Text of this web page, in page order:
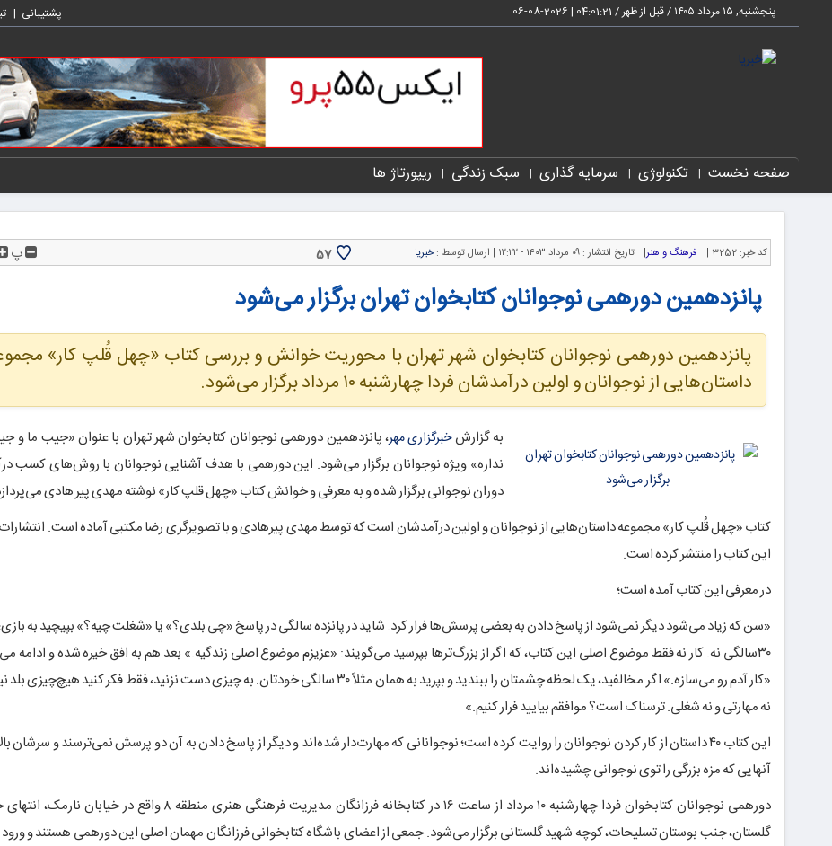
پنجشنبه, ۱۵ مرداد ۱۴۰۵ / قبل از ظهر / 04:01:21
|
2026-08-06 پشتیبانی
صفحه نخست تکنولوژی سرمایه گذاری سبک زندگی ریپورتاژ ها
کد خبر: 3252 | فرهنگ و هنر| تاریخ انتشار : ۰۹ مرداد ۱۴۰۳ - ۱۲:۲۲ | ارسال توسط :خبریا 57 پ
پانزدهمین دورهمی نوجوانان کتابخوان تهران برگزار می‌شود
پانزدهمین دورهمی نوجوانان کتابخوان شهر تهران با محوریت خوانش و بررسی کتاب «چهل قُلپ کار»
داستان‌هایی از نوجوانان و اولین درآمدشان فردا چهارشنبه ۱۰ مرداد برگزار می‌شود.
به گزارشخبرگزاری مهر، پانزدهمین دورهمی نوجوانان کتابخوان شهر تهران با عنوان «جیب ما و
نداره» ویژه نوجوانان برگزار می‌شود. این دورهمی با هدف آشنایی نوجوانان با روش‌های کسب
دوران نوجوانی برگزار شده و به معرفی و خوانش کتاب «چهل قلپ کار» نوشته مهدی پیر هادی
کتاب «چهل قُلپ کار» مجموعه داستان‌هایی از نوجوانان و اولین درآمدشان است که توسط مهدی پیرهادی و با تصویرگری رضا مکتبی آماده است. انتشارات
این کتاب را منتشر کرده است.
در معرفی این کتاب آمده است؛
«سن که زیاد می‌شود دیگر نمی‌شود از پاسخ دادن به بعضی پرسش‌ها فرار کرد. شاید در پانزده‌ سالگی در پاسخ «چی بلدی؟» یا «شغلت چیه؟» بپیچید به بازی؛
۳۰سالگی نه. کار نه فقط موضوع اصلی این کتاب، که اگر از بزرگ‌ترها بپرسید می‌گویند: «عزیزم موضوع اصلی زندگیه.» بعد هم به افق خیره شده و ادامه
«کار آدم رو می‌سازه.» اگر مخالفید، یک‌ لحظه چشمتان را ببندید و بپرید به همان مثلاً ۳۰ سالگی خودتان. به چیزی دست نزنید، فقط فکر کنید
نه مهارتی و نه شغلی. ترسناک است؟ موافقم بیایید فرار کنیم.»
این کتاب ۴۰ داستان از کار کردن نوجوانان را روایت کرده است؛ نوجوانانی که مهارت‌دار شده‌اند و دیگر از پاسخ دادن به آن دو پرسش نمی‌ترسند و سرشان
آنهایی که مزه بزرگی را توی نوجوانی چشیده‌اند.
دورهمی نوجوانان کتابخوان فردا چهارشنبه ۱۰ مرداد از ساعت ۱۶ در کتابخانه فرزانگان مدیریت فرهنگی هنری منطقه ۸ واقع در
گلستان، جنب بوستان تسلیحات، کوچه شهید گلستانی برگزار می‌شود. جمعی از اعضای باشگاه کتابخوانی فرزانگان مهمان اصلی این دورهمی هستند و ورود